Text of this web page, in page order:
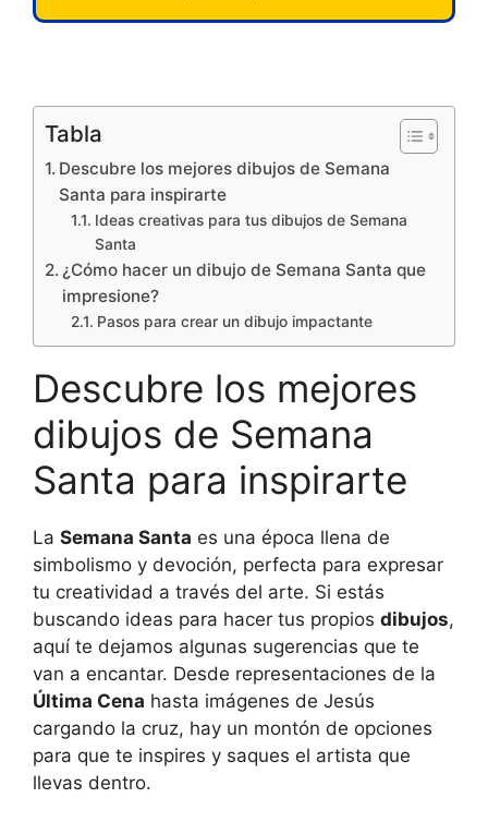
Tabla
Descubre los mejores dibujos de Semana
Santa para inspirarte
Ideas creativas para tus dibujos de Semana
Santa
¿Cómo hacer un dibujo de Semana Santa que
impresione?
Pasos para crear un dibujo impactante
Descubre los mejores
dibujos de Semana
Santa para inspirarte
La Semana Santa es una época llena de
simbolismo y devoción, perfecta para expresar
tu creatividad a través del arte. Si estás
buscando ideas para hacer tus propios dibujos,
aquí te dejamos algunas sugerencias que te
van a encantar. Desde representaciones de la
Última Cena hasta imágenes de Jesús
cargando la cruz, hay un montón de opciones
para que te inspires y saques el artista que
llevas dentro.